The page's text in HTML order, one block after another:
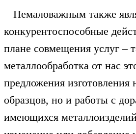
Немаловажным также
конкурентоспособные
плане совмещения услуг –
металлообработка от нас
предложения изготовления
образцов, но и работы с
имеющихся